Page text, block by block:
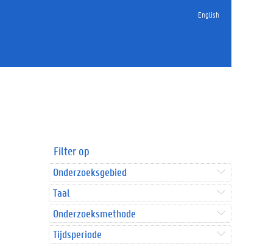
English
Filter op
Onderzoeksgebied
Taal
Onderzoeksmethode
Tijdsperiode